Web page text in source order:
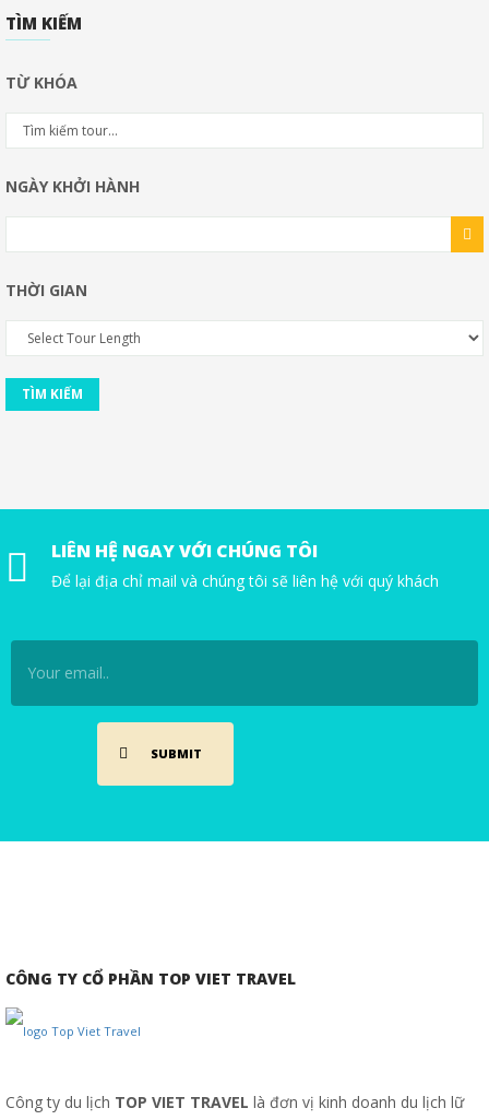
TÌM KIẾM
TỪ KHÓA
NGÀY KHỞI HÀNH
THỜI GIAN
TÌM KIẾM
LIÊN HỆ NGAY VỚI CHÚNG TÔI
Để lại địa chỉ mail và chúng tôi sẽ liên hệ với quý khách
CÔNG TY CỔ PHẦN TOP VIET TRAVEL
Công ty du lịch TOP VIET TRAVEL là đơn vị kinh doanh du lịch lữ